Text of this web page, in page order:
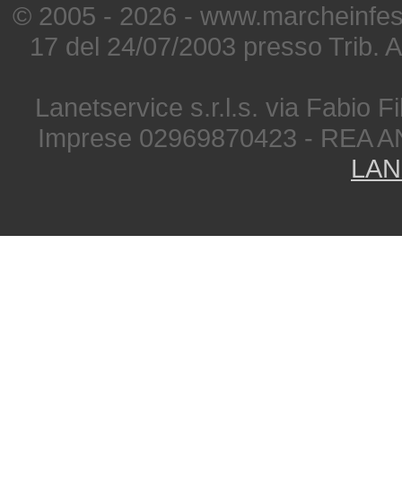
© 2005 - 2026 -
17 del 24/07/2003 presso Trib.
Lanetservice s.r.l.s. via Fabio
Imprese 02969870423 - REA